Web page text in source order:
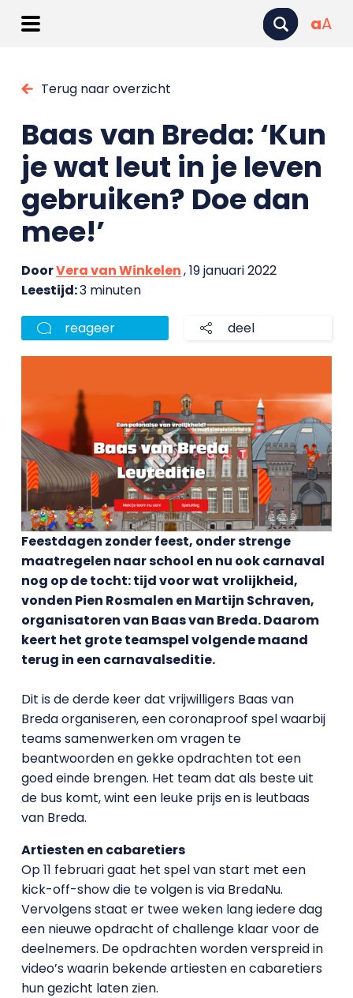
aA
Terug naar overzicht
Baas van Breda: ‘Kun
je wat leut in je leven
gebruiken? Doe dan
mee!’
DoorVera van Winkelen, 19 januari 2022
Leestijd:3 minuten
reageer deel
Feestdagen zonder feest, onder strenge
maatregelen naar school en nu ook carnaval
nog op de tocht: tijd voor wat vrolijkheid,
vonden Pien Rosmalen en Martijn Schraven,
organisatoren van Baas van Breda. Daarom
keert het grote teamspel volgende maand
terug in een carnavalseditie.
Dit is de derde keer dat vrijwilligers Baas van
Breda organiseren, een coronaproof spel waarbij
teams samenwerken om vragen te
beantwoorden en gekke opdrachten tot een
goed einde brengen. Het team dat als beste uit
de bus komt, wint een leuke prijs en is leutbaas
van Breda.
Artiesten en cabaretiers
Op 11 februari gaat het spel van start met een
kick-off-show die te volgen is via BredaNu.
Vervolgens staat er twee weken lang iedere dag
een nieuwe opdracht of challenge klaar voor de
deelnemers. De opdrachten worden verspreid in
video’s waarin bekende artiesten en cabaretiers
hun gezicht laten zien.